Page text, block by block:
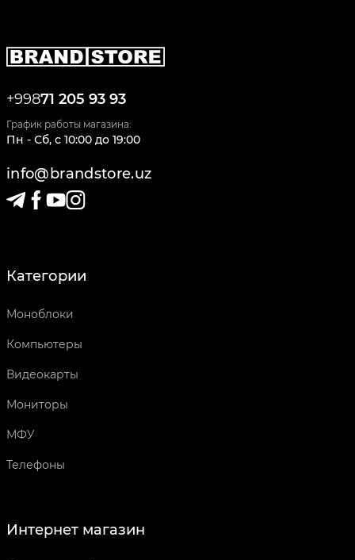
+99871 205 93 93
График работы магазина:
Пн - Сб, c 10:00 до 19:00
info@brandstore.uz
Категории
Моноблоки
Компьютеры
Видеокарты
Мониторы
МФУ
Телефоны
Интернет магазин